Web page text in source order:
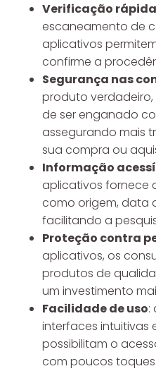
Verificação rápida
escaneamento de
aplicativos
confirme a
Segurança nas
produto
de ser enganado
assegurando mais
sua compra ou
Informação
aplicativos fornece
como origem, data
facilitando a
Proteção contra
aplicativos, os
produtos de
um investimento
Facilidade de uso:
interfaces intuitivas
possibilitam o
com poucos